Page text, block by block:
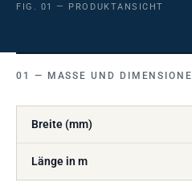
FIG. 01 — PRODUKTANSICHT
MASSE UND DIMENSIONEN
Breite (mm)
Länge in m